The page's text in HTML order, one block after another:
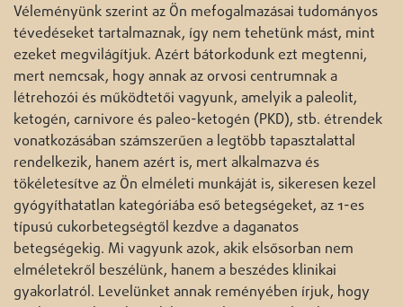
Véleményünk szerint az Ön mefogalmazásai tudományos
tévedéseket tartalmaznak, így nem tehetünk mást, mint
ezeket megvilágítjuk. Azért bátorkodunk ezt megtenni,
mert nemcsak, hogy annak az orvosi centrumnak a
létrehozói és működtetői vagyunk, amelyik a paleolit,
ketogén, carnivore és paleo-ketogén (PKD), stb. étrendek
vonatkozásában számszerűen a legtöbb tapasztalattal
rendelkezik, hanem azért is, mert alkalmazva és
tökéletesítve az Ön elméleti munkáját is, sikeresen kezel
gyógyíthatatlan kategóriába eső betegségeket, az 1-es
típusú cukorbetegségtől kezdve a daganatos
betegségekig. Mi vagyunk azok, akik elsősorban nem
elméletekről beszélünk, hanem a beszédes klinikai
gyakorlatról. Levelünket annak reményében írjuk, hogy